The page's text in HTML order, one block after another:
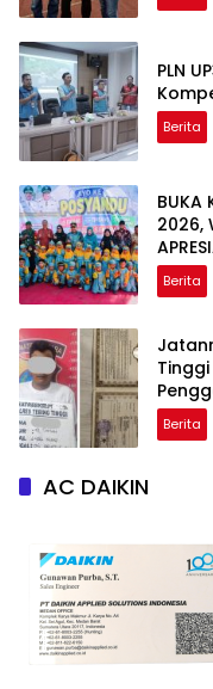
PLN
Berita
BUKA
2026,
Berita
Berita
AC DAIKIN